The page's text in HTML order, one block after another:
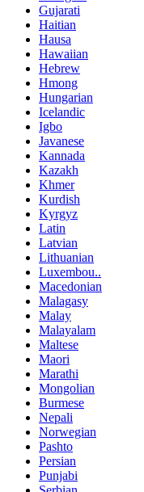
Gujarati
Haitian
Hausa
Hawaiian
Hebrew
Hmong
Hungarian
Icelandic
Igbo
Javanese
Kannada
Kazakh
Khmer
Kurdish
Kyrgyz
Latin
Latvian
Lithuanian
Luxembou..
Macedonian
Malagasy
Malay
Malayalam
Maltese
Maori
Marathi
Mongolian
Burmese
Nepali
Norwegian
Pashto
Persian
Punjabi